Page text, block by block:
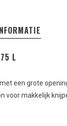
L
een grote
voor makkelijk